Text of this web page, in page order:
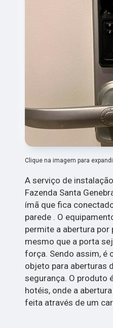
Clique na imagem para
A serviço de
Fazenda Santa
ímã que fica
parede . O
permite a abertura por
mesmo que a porta
força. Sendo assim, é
objeto para aberturas
segurança. O produto
hotéis, onde a
feita através de um